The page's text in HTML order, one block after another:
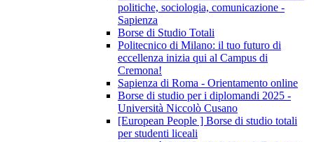
politiche, sociologia, comunicazione -
Sapienza
Borse di Studio Totali
Politecnico di Milano: il tuo futuro di
eccellenza inizia qui al Campus di
Cremona!
Sapienza di Roma - Orientamento online
Borse di studio per i diplomandi 2025 -
Università Niccolò Cusano
[European People ] Borse di studio totali
per studenti liceali